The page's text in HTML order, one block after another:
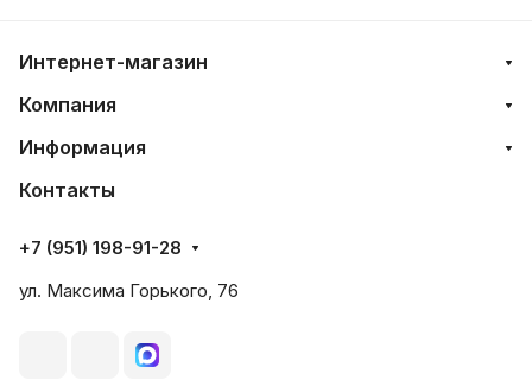
Интернет-магазин
Компания
Информация
Контакты
+7 (951) 198-91-28
ул. Максима Горького, 76